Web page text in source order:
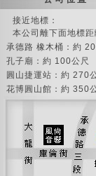
接近地標：
本公司離下面地標距
承德路 橡木桶：約
孔子廟：約 100公尺
圓山捷運站：約 270
花博圓山館：約 350